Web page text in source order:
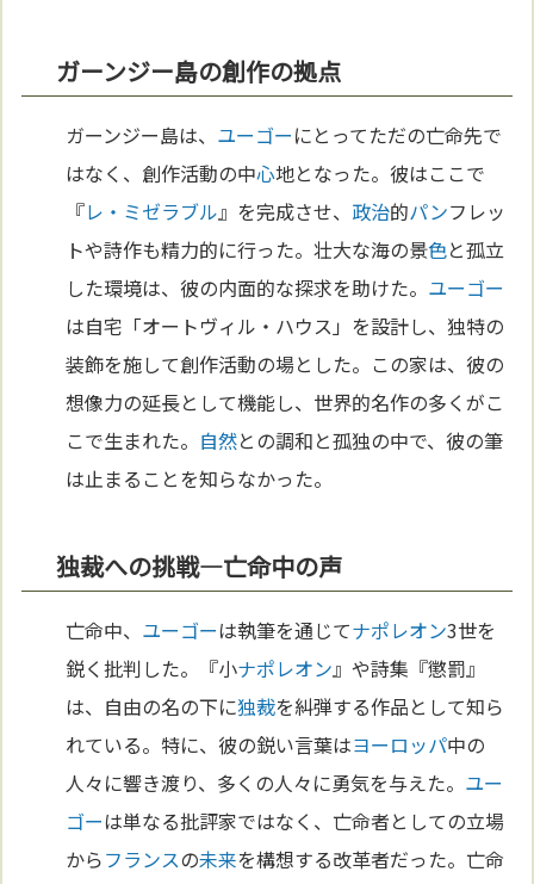
ガーンジー島の創作の拠点
ガーンジー島は、 ユーゴーにとってただの亡命先で
はなく、創作活動の中心地となった。彼はここで
『レ・ミゼラブル』を完成させ、 政治的パンフレッ
トや詩作も精力的に行った。壮大な海の景色と孤立
した環境は、彼の内面的な探求を助けた。 ユーゴー
は自宅「オートヴィル・ハウス」を設計し、独特の
装飾を施して創作活動の場とした。この家は、彼の
想像力の延長として機能し、世界的名作の多くがこ
こで生まれた。 自然との調和と孤独の中で、彼の筆
は止まることを知らなかった。
独裁への挑戦—亡命中の声
亡命中、 ユーゴーは執筆を通じてナポレオン3世を
鋭く批判した。『小ナポレオン』や詩集『懲罰』
は、自由の名の下に独裁を糾弾する作品として知ら
れている。特に、彼の鋭い言葉はヨーロッパ中の
人々に響き渡り、多くの人々に勇気を与えた。 ユー
ゴーは単なる批評家ではなく、亡命者としての立場
からフランスの未来を構想する改革者だった。亡命